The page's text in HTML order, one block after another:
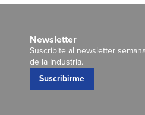
Newsletter
Suscribite al newsletter
de la Industria.
Suscribirme